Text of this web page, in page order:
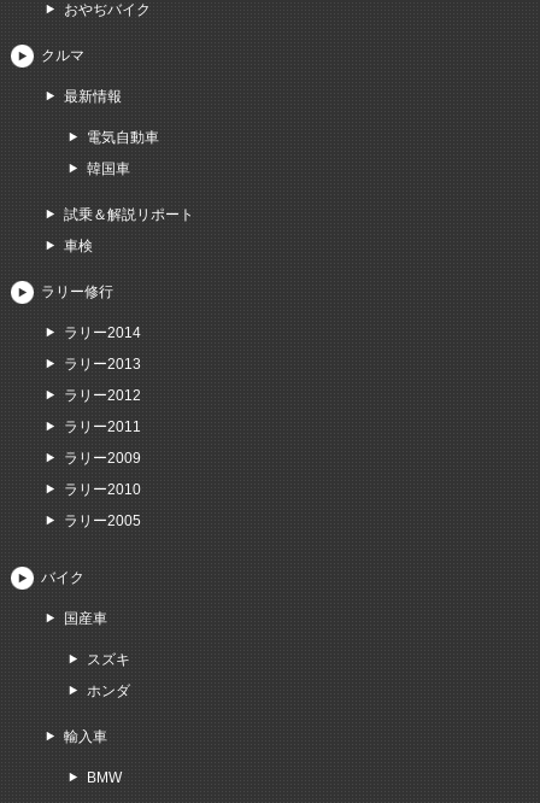
おやぢバイク
クルマ
最新情報
電気自動車
韓国車
試乗＆解説リポート
車検
ラリー修行
ラリー2014
ラリー2013
ラリー2012
ラリー2011
ラリー2009
ラリー2010
ラリー2005
バイク
国産車
スズキ
ホンダ
輸入車
BMW